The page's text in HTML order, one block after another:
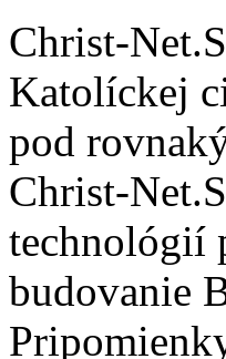
Christ-
Katolíckej
pod
Christ-
technológií
budovanie